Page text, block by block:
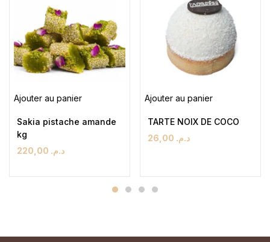
Ajouter au panier
Sakia pistache amande
kg
د.م.
Ajouter au panier
TARTE NOIX DE COCO
د.م.